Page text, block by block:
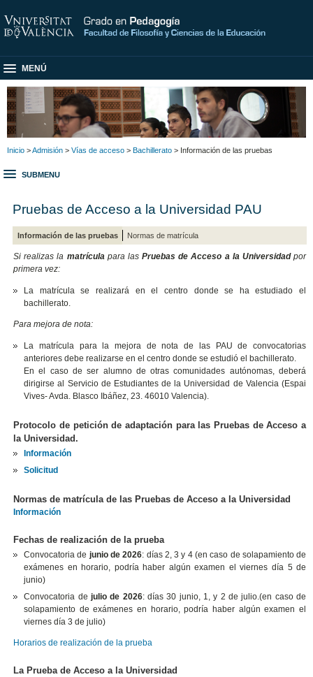
MENÚ
Inicio >Admisión > Vías de acceso > Bachillerato > Información de las pruebas
SUBMENU
Pruebas de Acceso a la Universidad PAU
Información de las pruebas Normas de matrícula
Si realizas la matrícula para lasPruebas de Acceso a la Universidadpor
primera vez:
La matrícula se realizará en el centro donde se ha estudiado el
bachillerato.
Para mejora de nota:
La matrícula para la mejora de nota de las PAU de convocatorias
anteriores debe realizarse en el centro donde se estudió el bachillerato.
En el caso de ser alumno de otras comunidades autónomas, deberá
dirigirse al Servicio de Estudiantes de la Universidad de Valencia (Espai
Vives- Avda. Blasco Ibáñez, 23. 46010 Valencia).
Protocolo de petición de adaptación para las Pruebas de Acceso a
la Universidad.
Información
Solicitud
Normas de matrícula de las Pruebas de Acceso a la Universidad
Información
Fechas de realización de la prueba
Convocatoria de junio de 2026: días 2, 3 y 4 (en caso de solapamiento de
exámenes en horario, podría haber algún examen el viernes día 5 de
junio)
Convocatoria de julio de 2026: días 30 junio, 1, y 2 de julio.(en caso de
solapamiento de exámenes en horario, podría haber algún examen el
viernes día 3 de julio)
Horarios de realización de la prueba
La Prueba de Acceso a la Universidad